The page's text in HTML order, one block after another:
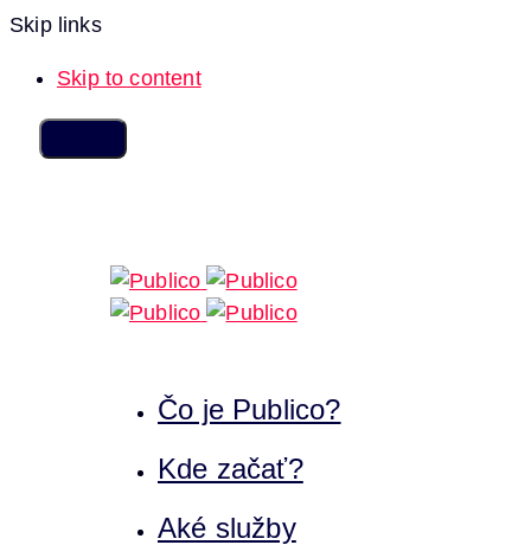
Skip links
Skip to content
Čo je Publico?
Kde začať?
Aké služby